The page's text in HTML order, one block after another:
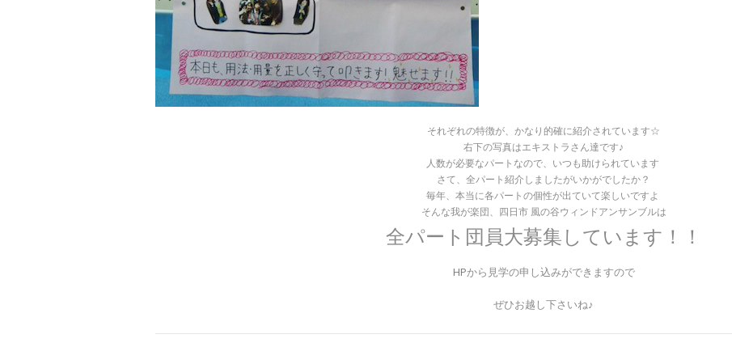
それぞれの特徴が、かなり的確に紹介されています☆
右下の写真はエキストラさん達です♪
人数が必要なパートなので、いつも助けられています
さて、全パート紹介しましたがいかがでしたか？
毎年、本当に各パートの個性が出ていて楽しいですよ
そんな我が楽団、四日市 風の谷ウィンドアンサンブルは
全パート団員大募集しています！！
HPから見学の申し込みができますので
ぜひお越し下さいね♪